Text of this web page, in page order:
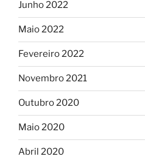
Junho 2022
Maio 2022
Fevereiro 2022
Novembro 2021
Outubro 2020
Maio 2020
Abril 2020